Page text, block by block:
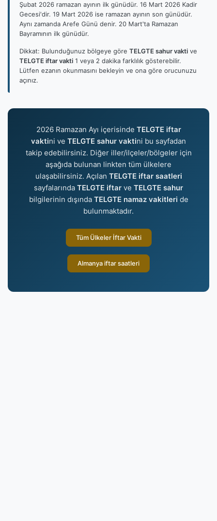
Şubat 2026 ramazan ayının ilk günüdür. 16 Mart 2026 Kadir
Gecesi'dir. 19 Mart 2026 ise ramazan ayının son günüdür.
Aynı zamanda Arefe Günü denir. 20 Mart'ta Ramazan
Bayramının ilk günüdür.
Dikkat: Bulunduğunuz bölgeye göre TELGTE sahur vakti ve
TELGTE iftar vakti 1 veya 2 dakika farklılık gösterebilir.
Lütfen ezanın okunmasını bekleyin ve ona göre orucunuzu
açınız.
2026 Ramazan Ayı içerisinde TELGTE iftar
vaktini ve TELGTE sahur vaktini bu sayfadan
takip edebilirsiniz. Diğer iller/ilçeler/bölgeler için
aşağıda bulunan linkten tüm ülkelere
ulaşabilirsiniz. Açılan TELGTE iftar saatleri
sayfalarında TELGTE iftar ve TELGTE sahur
bilgilerinin dışında TELGTE namaz vakitleri de
bulunmaktadır.
Tüm Ülkeler İftar Vakti
Almanya iftar saatleri